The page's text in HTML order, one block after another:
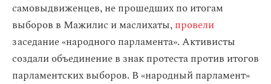
самовыдвиженцев, не прошедших по итогам
выборов в Мажилис и маслихаты,провели
заседание «народного парламента». Активисты
создали объединение в знак протеста против итогов
парламентских выборов. В «народный парламент»